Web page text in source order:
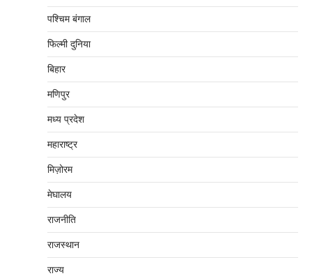
पश्चिम बंगाल
फिल्मी दुनिया
बिहार
मणिपुर
मध्‍य प्रदेश
महाराष्‍ट्र
मिज़ोरम
मेघालय
राजनीति
राजस्थान
राज्य